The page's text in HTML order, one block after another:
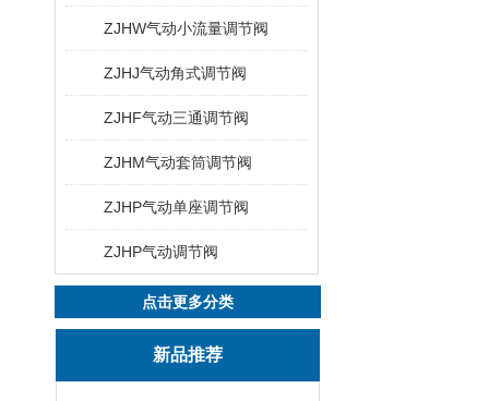
ZJHW气动小流量调节阀
ZJHJ气动角式调节阀
ZJHF气动三通调节阀
ZJHM气动套筒调节阀
ZJHP气动单座调节阀
ZJHP气动调节阀
点击更多分类
新品推荐